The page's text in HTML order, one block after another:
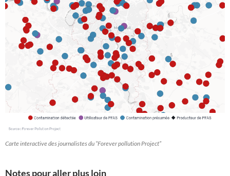
Carte interactive des journalistes du “Forever pollution Project”
Notes pour aller plus loin